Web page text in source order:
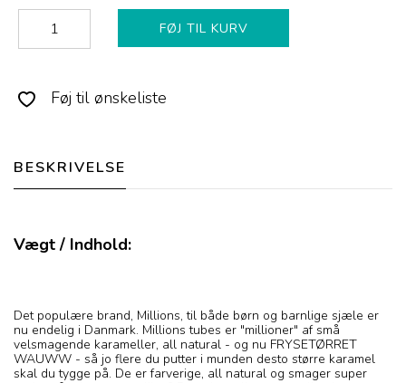
FØJ TIL KURV
Føj til ønskeliste
BESKRIVELSE
Vægt / Indhold:
Det populære brand, Millions, til både børn og barnlige sjæle er
nu endelig i Danmark. Millions tubes er "millioner" af små
velsmagende karameller, all natural - og nu FRYSETØRRET
WAUWW - så jo flere du putter i munden desto større karamel
skal du tygge på. De er farverige, all natural og smager super